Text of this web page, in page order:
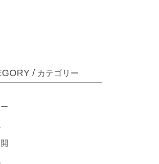
/ カテゴリー